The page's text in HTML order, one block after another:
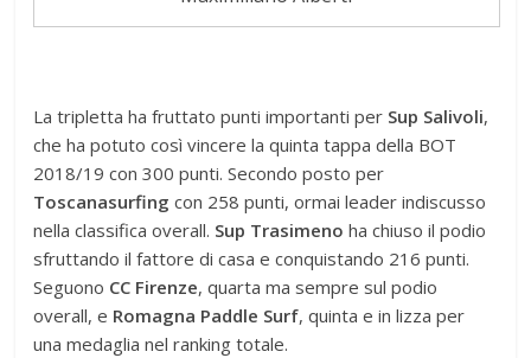
La tripletta ha fruttato punti importanti per Sup Salivoli,
che ha potuto così vincere la quinta tappa della BOT
2018/19 con 300 punti. Secondo posto per
Toscanasurfing con 258 punti, ormai leader indiscusso
nella classifica overall. Sup Trasimeno ha chiuso il podio
sfruttando il fattore di casa e conquistando 216 punti.
Seguono CC Firenze, quarta ma sempre sul podio
overall, e Romagna Paddle Surf, quinta e in lizza per
una medaglia nel ranking totale.